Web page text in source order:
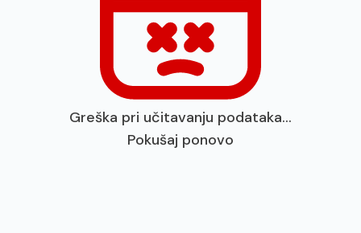
Greška pri učitavanju podataka...
Pokušaj ponovo